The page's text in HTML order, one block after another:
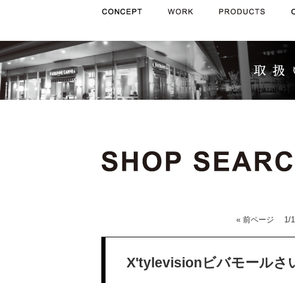
« 前ページ 1/1
X'tylevisionビバモールさ